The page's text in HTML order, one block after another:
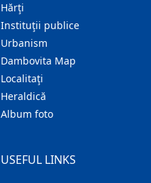
Hărţi
Instituţii publice
Urbanism
Dambovita Map
Localitaţi
Heraldică
Album foto
USEFUL LINKS